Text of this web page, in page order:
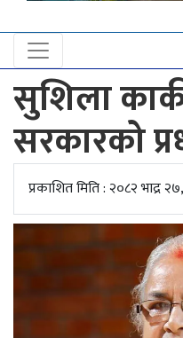
प्रदेश
खबर
अन्तर्राष्ट्रिय
युके
अपडेट
खेलकुद
स्वास्थ्य/
सुशिला
सरकारको
प्रकाशित मिति : २०८२ भाद्र